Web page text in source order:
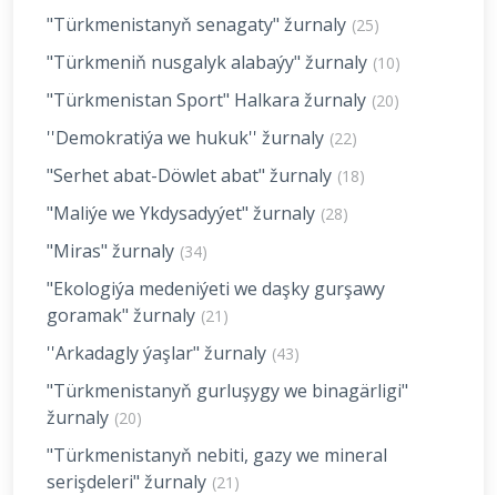
"Türkmenistanyň senagaty" žurnaly (25)
"Türkmeniň nusgalyk alabaýy" žurnaly (10)
"Türkmenistan Sport" Halkara žurnaly (20)
''Demokratiýa we hukuk'' žurnaly (22)
"Serhet abat-Döwlet abat" žurnaly (18)
"Maliýe we Ykdysadyýet" žurnaly (28)
"Miras" žurnaly (34)
"Ekologiýa medeniýeti we daşky gurşawy
goramak" žurnaly (21)
''Arkadagly ýaşlar" žurnaly (43)
"Türkmenistanyň gurluşygy we binagärligi"
žurnaly (20)
"Türkmenistanyň nebiti, gazy we mineral
serişdeleri" žurnaly (21)